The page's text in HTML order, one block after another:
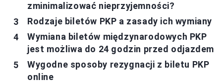
zminimalizować nieprzyjemności?
Rodzaje biletów PKP a zasady ich wymiany
Wymiana biletów międzynarodowych PKP
jest możliwa do 24 godzin przed odjazdem
Wygodne sposoby rezygnacji z biletu PKP
online